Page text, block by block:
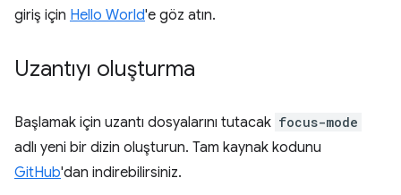
giriş için Hello World'e göz atın.
Uzantıyı oluşturma
Başlamak için uzantı dosyalarını tutacak focus-mode
adlı yeni bir dizin oluşturun. Tam kaynak kodunu
GitHub'dan indirebilirsiniz.